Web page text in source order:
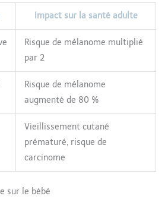
Impact sur la santé adulte
Risque de mélanome multiplié
par 2
Risque de mélanome
augmenté de 80 %
Vieillissement cutané
prématuré, risque de
carcinome
sur le bébé